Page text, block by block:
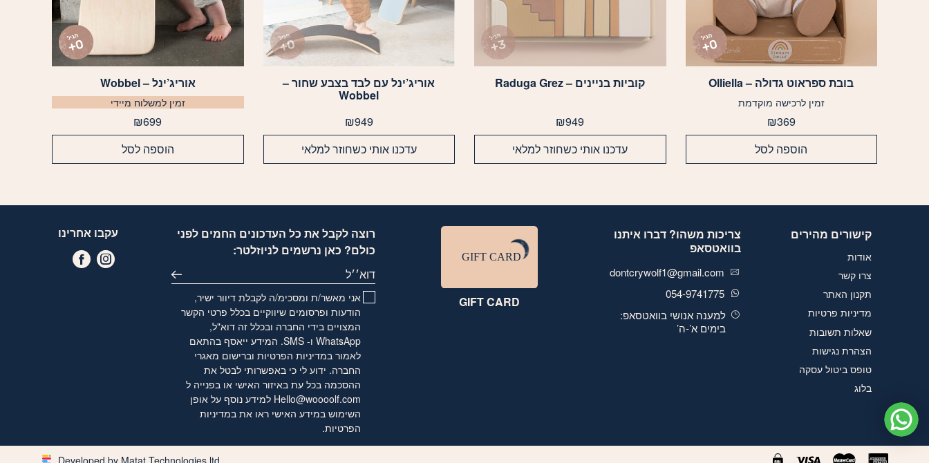
בובת ספראוט גדולה – Olliella
זמין לרכישה מוקדמת
₪369
הוספה לסל
קוביות בניינים – Raduga Grez
₪949
עדכנו אותי כשחוזר למלאי
אוריג’ינל עם לבד בצבע שחור –
Wobbel
₪949
עדכנו אותי כשחוזר למלאי
אוריג’ינל – Wobbel
זמין למשלוח מיידי
₪699
הוספה לסל
רוצה לקבל את כל העדכונים החמים לפני
כולם? כאן נרשמים לניוזלטר:
דוא׳׳ל
אני מאשר/ת ומסכימ/ה לקבלת דיוור ישיר,
הודעות ופרסומים שיווקיים בכלל פרטי הקשר
המצויים בידי החברה ובכלל זה דוא"ל,
WhatsApp ו- SMS. המידע ייאסף בהתאם
לאמורבמדיניות הפרטיות וברישום מאגרי
החברה. ידוע לי כי באפשרותי לבטל את
ההסכמה בכל עת באיזור האישי או בפנייה ל
Hello@woooolf.com למידע נוסף על אופן
השימוש במידע האישי ראו אתבמדיניות
הפרטיות.
קישורים מהירים
אודות
צרו קשר
תקנון האתר
מדיניות פרטיות
שאלות תשובות
הצהרת נגישות
טופס ביטול עסקה
בלוג
צריכות משהו? דברו איתנו
בוואטסאפ
dontcrywolf1@gmail.com
054-9741775
למענה אנושי בוואטסאפ:
בימים א’-ה’
עקבו אחרינו
GIFT CARD
Developed by Matat Technologies ltd